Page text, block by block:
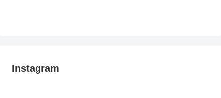
Instagram